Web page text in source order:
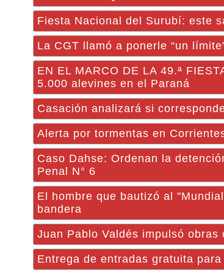
Fiesta Nacional del Surubí: este
La CGT llamó a ponerle “un
EN EL MARCO DE LA 49.ª
5.000 alevines en el Paraná
Casación analizará si
Alerta por tormentas en
Caso Dahse: Ordenan la
Penal N° 6
El hombre que bautizó al
bandera
Juan Pablo Valdés impulsó
Entrega de entradas gratuita